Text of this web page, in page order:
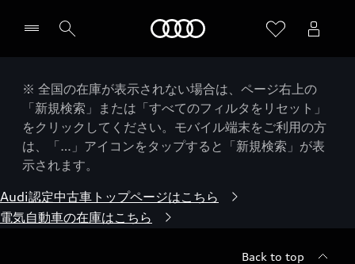
※ 全国の在庫が表示されない場合は、ページ右上の
「新規検索」または「すべてのフィルタをリセット」
をクリックしてください。モバイル端末をご利用の方
は、「…」アイコンをタップすると「新規検索」が表
示されます。
Audi認定中古車トップページはこちら
電気自動車の在庫はこちら
Back to top